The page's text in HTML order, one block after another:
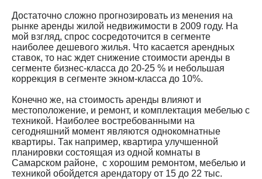
Достаточно сложно прогнозировать из менения на
рынке аренды жилой недвижимости в 2009 году. На
мой взгляд, спрос сосредоточится в сегменте
наиболее дешевого жилья. Что касается арендных
ставок, то нас ждет снижение стоимости аренды в
сегменте бизнес-класса до 20-25 % и небольшая
коррекция в сегменте экном-класса до 10%.
Конечно же, на стоимость аренды влияют и
местоположение, и ремонт, и комплектация мебелью с
техникой. Наиболее востребованными на
сегодняшний момент являются однокомнатные
квартиры. Так например, квартира улучшенной
планировки состоящая из одной комнаты в
Самарском районе, с хорошим ремонтом, мебелью и
техникой обойдется арендатору от 15 до 22 тыс.